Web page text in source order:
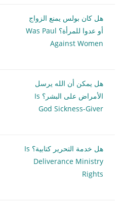
هل كان بولس يمنع الزواج
أو عدوا للمرأة؟ Was Paul
Against Women
هل يمكن أن الله يرسل
الأمراض على البشر؟ Is
God Sickness-Giver
هل خدمة التحرير كتابية؟ Is
Deliverance Ministry
Rights